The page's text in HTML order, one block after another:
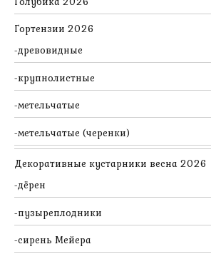
Гортензии 2026
древовидные
крупнолистные
метельчатые
метельчатые (черенки)
Декоративные кустарники весна 2026
дёрен
пузыреплодники
сирень Мейера